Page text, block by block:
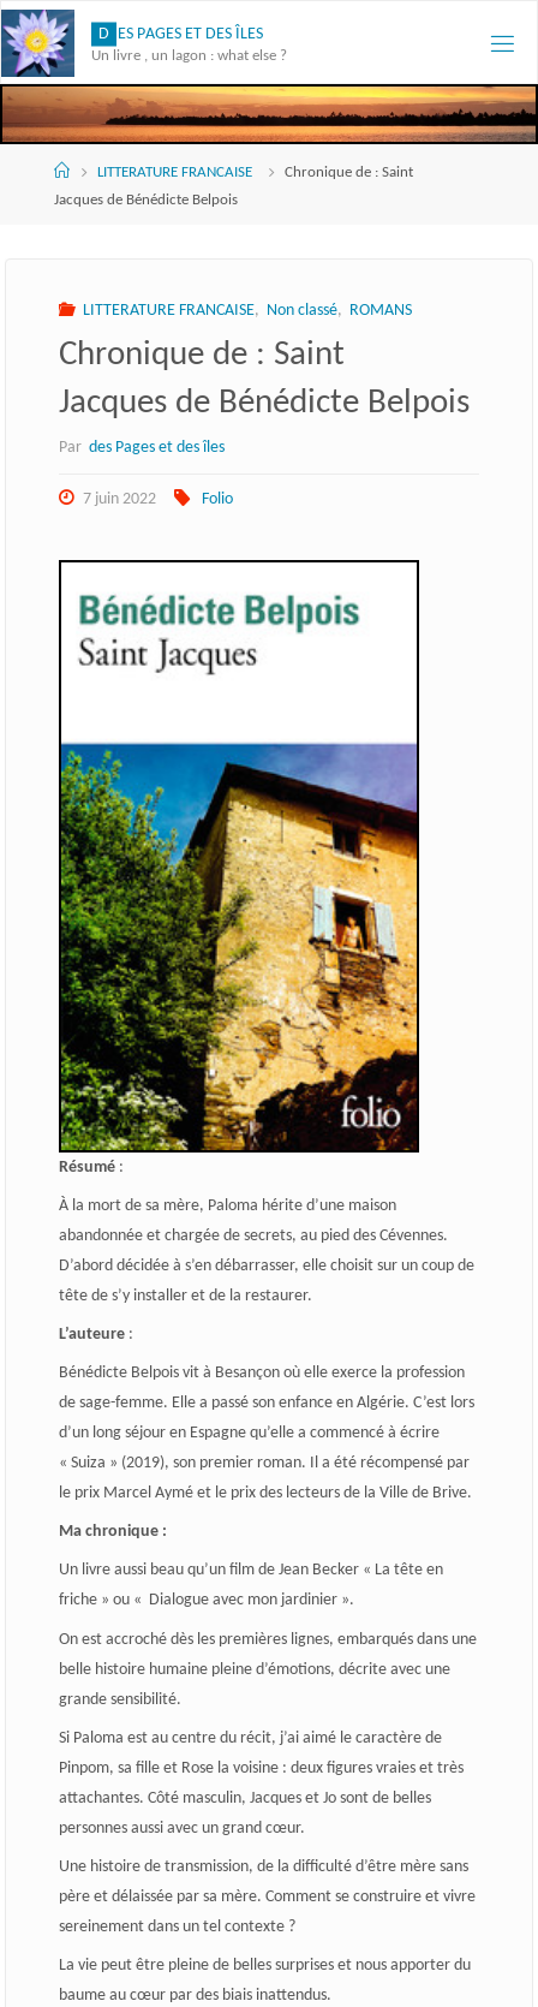
Skip
to
content
D ES PAGES ET DES ÎLES
Un livre , un lagon : what else ?
AccueilLITTERATURE FRANCAISE
Chronique de : Saint
Jacques de Bénédicte Belpois
LITTERATURE FRANCAISE, Non classé, ROMANS
Chronique de : Saint
Jacques de Bénédicte Belpois
Par des Pages et des îles
7 juin 2022 Folio
Résumé:
À la mort de sa mère, Paloma hérite d’une maison
abandonnée et chargée de secrets, au pied des Cévennes.
D’abord décidée à s’en débarrasser, elle choisit sur un coup de
tête de s’y installer et de la restaurer.
L’auteure:
Bénédicte Belpoisvit à Besançon où elle exerce la profession
de sage-femme. Elle a passé son enfance en Algérie. C’est lors
d’un long séjour en Espagne qu’elle a commencé à écrire
« Suiza » (2019), son premier roman. Il a été récompensé par
le prix Marcel Aymé et le prix des lecteurs de la Ville de Brive.
Ma chronique :
Un livre aussi beau qu’un film de Jean Becker « La tête en
friche » ou « Dialogue avec mon jardinier ».
On est accroché dès les premières lignes, embarqués dans une
belle histoire humaine pleine d’émotions, décrite avec une
grande sensibilité.
Si Paloma est au centre du récit, j’ai aimé le caractère de
Pinpom, sa fille et Rose la voisine : deux figures vraies et très
attachantes. Côté masculin, Jacques et Jo sont de belles
personnes aussi avec un grand cœur.
Une histoire de transmission, de la difficulté d’être mère sans
père et délaissée par sa mère. Comment se construire et vivre
sereinement dans un tel contexte ?
La vie peut être pleine de belles surprises et nous apporter du
baume au cœur par des biais inattendus.